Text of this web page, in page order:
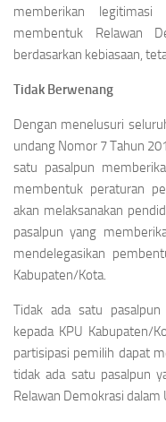
memberikan
membentuk Relawan
berdasarkan kebiasaan,
Tidak Berwenang
Dengan menelusuri
undang Nomor 7 Tahun
satu pasalpun
membentuk peraturan
akan melaksanakan
pasalpun yang
mendelegasikan
Kabupaten/Kota.
Tidak ada satu
kepada KPU Kabupaten/
partisipasi pemilih dapat
tidak ada satu pasalpun
Relawan Demokrasi dalam